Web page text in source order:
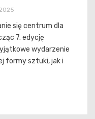
się centrum dla
7. edycję
wydarzenie
formy sztuki, jak i